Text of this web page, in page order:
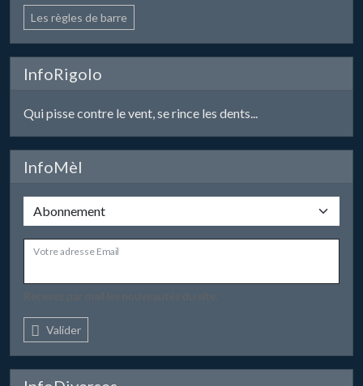
Les règles de barre
InfoRigolo
Qui pisse contre le vent, se rince les dents...
InfoMèl
Votre adresse Email
Valider